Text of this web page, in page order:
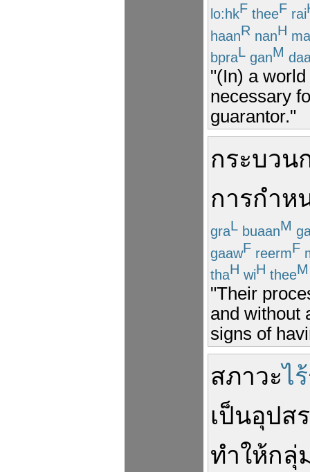
lo:hkF theeF rai
haanR nanH
bpraL ganM
"(In) a
necessary
guarantor."
กระบวน
การกำห
graL buaanM
gaawF reermF
thaH wiH theeM
"Their
and without
signs of
สภาวะไร้
เป็นอุปส
ทำให้กลุ่